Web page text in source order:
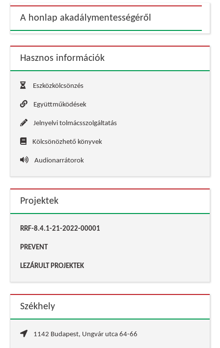
A honlap akadálymentességéről
Hasznos információk
Eszközkölcsönzés
Együttműködések
Jelnyelvi tolmácsszolgáltatás
Kölcsönözhető könyvek
Audionarrátorok
Projektek
RRF-8.4.1-21-2022-00001
PREVENT
LEZÁRULT PROJEKTEK
Székhely
1142 Budapest, Ungvár utca 64-66